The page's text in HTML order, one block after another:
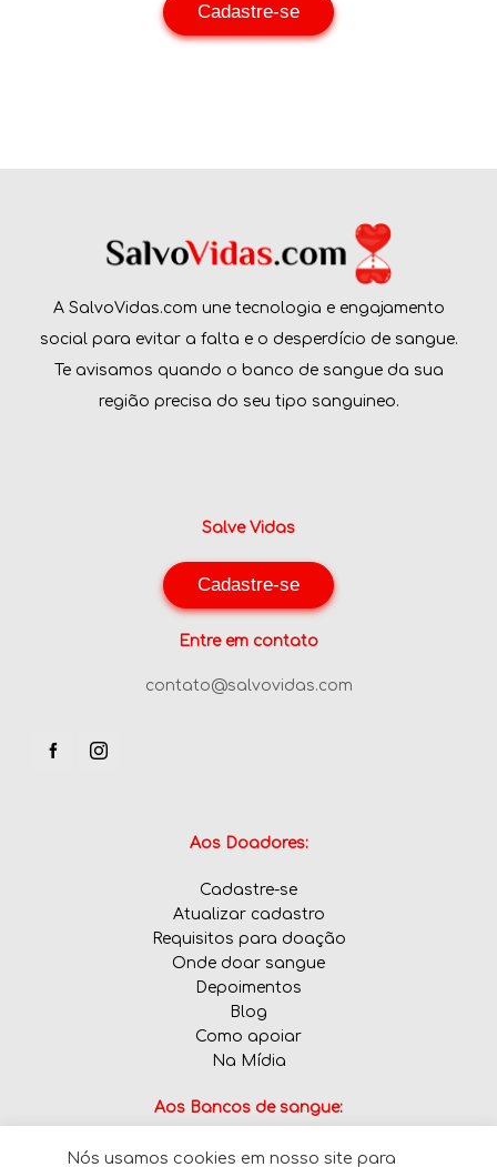
Cadastre-se
A SalvoVidas.com une tecnologia e engajamento
social para evitar a falta e o desperdício de sangue.
Te avisamos quando o banco de sangue da sua
região precisa do seu tipo sanguineo.
Salve Vidas
Cadastre-se
Entre em contato
contato@salvovidas.com
Aos Doadores:
Cadastre-se
Atualizar cadastro
Requisitos para doação
Onde doar sangue
Depoimentos
Blog
Como apoiar
Na Mídia
Aos Bancos de sangue:
Informe tipos sanguíneos em falta
Nós usamos cookies em nosso site para